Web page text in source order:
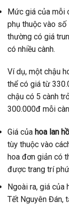
Mức giá của mỗi
phụ thuộc vào số
thường có giá
có nhiều cành.
Ví dụ, một chậu
thể có giá từ
chậu có 5 cành
300.000đ mỗi
Giá của hoa lan
tùy thuộc vào
hoa đơn giản có
được trang trí
Ngoài ra, giá của
Tết Nguyên Đán,